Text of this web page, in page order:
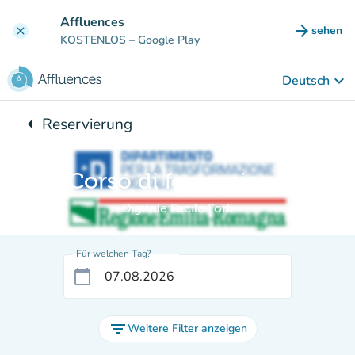
clear Affluences
KOSTENLOS – Google Play arrow_forward sehen
(new
Deutsch keyboard_arrow_down
arrow_leftZurück zu:
Reservierung
Corso di formazione
Digitale Facile Forlì
Für welchen Tag?
calendar_today
filter_listWeitere Filter anzeigen